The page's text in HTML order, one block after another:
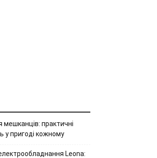
практичні
у пригоді кожному
Leona: